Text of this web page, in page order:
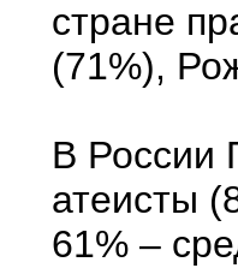
стране
(71%),
В России
атеисты
61% –